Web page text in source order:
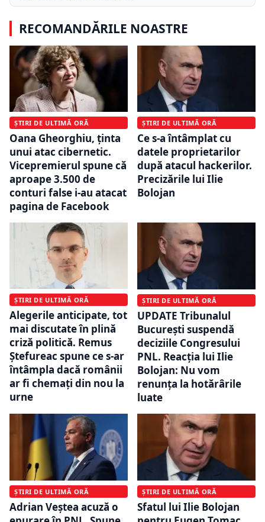
RECOMANDĂRILE NOASTRE
ȘTIRI DE ULTIMĂ ORĂ
Oana Gheorghiu, ținta
unui atac cibernetic.
Vicepremierul spune că
aproape 3.500 de
conturi false i-au atacat
pagina de Facebook
ȘTIRI DE ULTIMĂ ORĂ
Ce s-a întâmplat cu
datele proprietarilor
după atacul hackerilor.
Precizările lui Ilie
Bolojan
ȘTIRI DE ULTIMĂ ORĂ
Alegerile anticipate, tot
mai discutate în plină
criză politică. Remus
Ștefureac spune ce s-ar
întâmpla dacă românii
ar fi chemați din nou la
urne
ȘTIRI DE ULTIMĂ ORĂ
UPDATE Tribunalul
București suspendă
deciziile Congresului
PNL. Reacția lui Ilie
Bolojan: Nu vom
renunța la hotărârile
luate
ȘTIRI DE ULTIMĂ ORĂ
Adrian Veștea acuză o
ȘTIRI DE ULTIMĂ ORĂ
Sfatul lui Ilie Bolojan